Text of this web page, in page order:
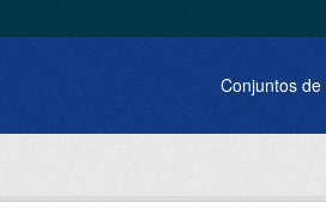
Conjuntos